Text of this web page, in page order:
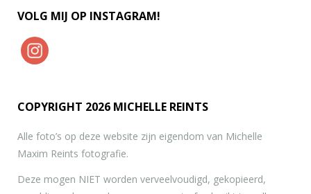
VOLG MIJ OP INSTAGRAM!
COPYRIGHT 2026 MICHELLE REINTS
Alle foto’s op deze website zijn eigendom van Michelle
Maxim Reints fotografie.
Deze mogen NIET worden verveelvoudigd, gekopieerd,